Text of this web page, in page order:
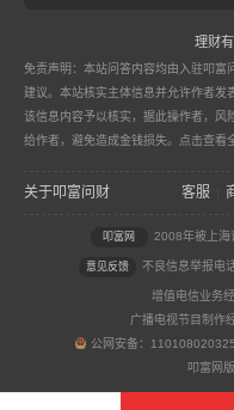
理财
免责声明：本站问答内容均由入驻叩富
建议。本站核实主体信息并允许作者
该信息内容予以核实，据此操作者，风
给作者，避免造成金钱损失。 点击查看
关于叩富问财 客服
叩富网 2008年被上海
意见反馈 不良信息举报电
增值电信业务
广播电视节目制作
公网安备：
叩富网